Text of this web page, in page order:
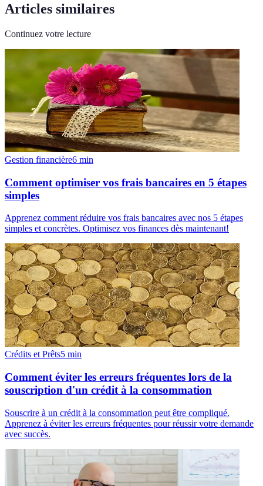
Articles similaires
Continuez votre lecture
Gestion financière6 min
Comment optimiser vos frais bancaires en 5 étapes
simples
Apprenez comment réduire vos frais bancaires avec nos 5 étapes
simples et concrètes. Optimisez vos finances dès maintenant!
Crédits et Prêts5 min
Comment éviter les erreurs fréquentes lors de la
souscription d'un crédit à la consommation
Souscrire à un crédit à la consommation peut être compliqué.
Apprenez à éviter les erreurs fréquentes pour réussir votre demande
avec succès.